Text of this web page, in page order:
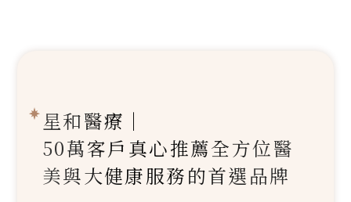
星和醫療｜
50萬客戶真心推薦全方位醫
美與大健康服務的首選品牌